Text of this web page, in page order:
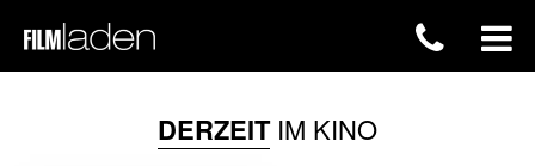
DERZEITIM KINO